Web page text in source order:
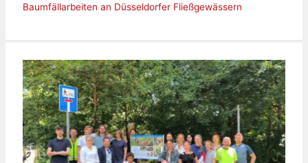
Baumfällarbeiten an Düsseldorfer Fließgewässern